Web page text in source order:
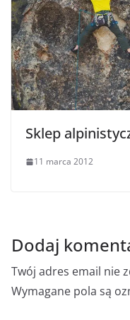
Sklep
11 marca 2012
Dodaj
Twój adres email nie
Wymagane pola są